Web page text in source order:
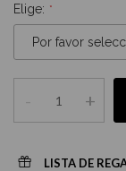
Elige:
- +
LISTA DE